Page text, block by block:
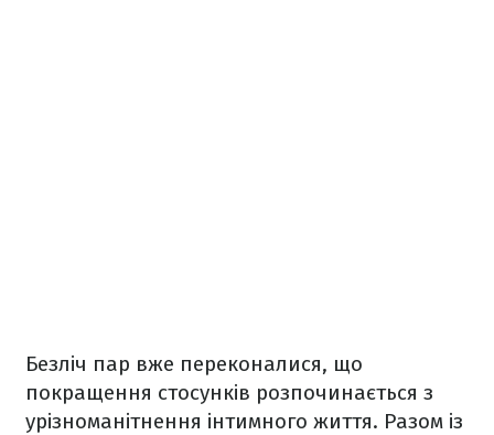
Безліч пар вже переконалися, що
покращення стосунків розпочинається з
урізноманітнення інтимного життя. Разом із